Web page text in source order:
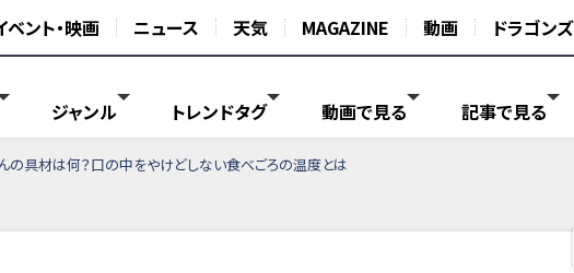
ベント・映画 ニュース 天気 MAGAZINE 動画 ドラゴンズ
ジャンル トレンドタグ 動画で見る 記事で見る
の具材は何？口の中をやけどしない食べごろの温度とは